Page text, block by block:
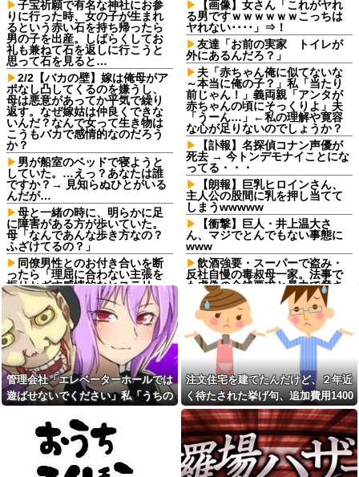
子宝祈願で有名な神社にお参
りに行った時、女の子が生まれ
るという赤い石を持ち帰ったら
男の子を出産。しばらくしてお
礼も兼ねて石を返しに行こうと
思って石を見ると…
2/2【バカの壁】嫁は俺母がア
ポなし凸してくるのを嫌うし、
母は悪意があってか平気で繰り
返す。なぜ嫁姑は仲良くできな
いんだ？なんで女って生き物は
こうもバカで感情的なのだろう
か？
男が船室のベッドで寝ようと
していた。…えっ？あなたは誰
ですか？→ 見知らぬひとがいる
んだが…
母と一緒の時に、明らかに足
に障害がある方が歩いていた。
母「なんであんな歩き方なの？
ふざけてるの？」
同僚男性とのお付き合いを断
ったら「理屈に合わない主張を
振りかざす感情的なヒステリー
女」と言いふらされて・・・
退職してしばらく経った頃、
元職場の取引先から連絡が来
た。話を聞くと納得できない内
容で…
義両親「空き家になるし住ん
でいいよ」私たち「じゃあお言
葉に甘えて…」→引っ越した途
端、予想外の出来事が待ってい
て…
予定より早めに家に帰宅。リ
ビングに「裸の嫁」と男がい
た。まさかの不倫現場に遭遇...
進学クラスで教師への不満を
【画像】女さん「これがヤれ
る男ですｗｗｗｗｗｗこっちは
ヤれない････」⇒！
友達「お前の実家 トイレが
外にあるんだろ？」
夫「赤ちゃん俺に似てないな
～本当に俺の子？」私「当たり
前じゃん！」義両親「アンタが
赤ちゃんの頃にそっくりよ」夫
「うーん…」←私の理解や寛容
な心が足りないのでしょうか？
【訃報】名探偵コナン声優が
死去 → 今トンデモナイことにな
ってる・・・
【朗報】巨乳ヒロインさん、
主人公の股間に乳を押し当てて
しまうwwwww
【衝撃】巨人・井上温大さ
ん、マジでとんでもない事態に
www
飲酒強要・スーパーで盗み・
反社自慢の毒叔母一家。法事で
も虚偽の金銭要求と暴力で脅さ
れトラウマに…祖母の死をきっ
かけに恐怖の親戚と「永久絶
縁」を決意←自分の身の安全を
最優先にして大正解
飲酒強要・スーパーで盗み・
反社自慢の毒叔母一家。法事で
も虚偽の金銭要求と暴力で脅さ
れトラウマに…祖母の死をきっ
かけに恐怖の親戚と「永久絶
縁」を決意←自分の身の安全を
最優先にして大正解
コインランドリーで私物の乾
燥機シートを「ご自由にどうぞ
だろw」と勝手に盗もうとした
DQN夫婦！注意したら「は？名
管理会社「エレベーターホールでは
遊ばせないでください」私「うちの
の展開になり…
注文住宅を建てたんだけど、２年近
く待たされた挙げ句、追加費用1400
万請求された。流石におかしいよ
ね？